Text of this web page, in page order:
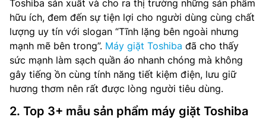
Toshiba sản xuất và cho ra thị trường những sản phẩm
hữu ích, đem đến sự tiện lợi cho người dùng cùng chất
lượng uy tín với slogan “Tĩnh lặng bên ngoài nhưng
mạnh mẽ bên trong”. Máy giặt Toshiba đã cho thấy
sức mạnh làm sạch quần áo nhanh chóng mà không
gây tiếng ồn cùng tính năng tiết kiệm điện, lưu giữ
hương thơm nên rất được lòng người tiêu dùng.
2. Top 3+ mẫu sản phẩm máy giặt Toshiba